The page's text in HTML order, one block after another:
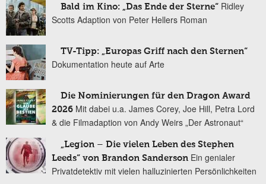
Bald im Kino: „Das Ende der Sterne“ Ridley
Scotts Adaption von Peter Hellers Roman
TV-Tipp: „Europas Griff nach den Sternen“
Dokumentation heute auf Arte
Die Nominierungen für den Dragon Award
2026 Mit dabei u.a. James Corey, Joe Hill, Petra Lord
& die Filmadaption von Andy Weirs „Der Astronaut“
„Legion – Die vielen Leben des Stephen
Leeds“ von Brandon Sanderson Ein genialer
Privatdetektiv mit vielen halluzinierten Persönlichkeiten